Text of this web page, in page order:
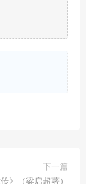
下一篇
传》（梁启超著）